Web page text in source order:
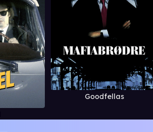
Goodfellas